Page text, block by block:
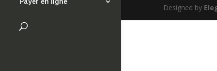
Designed by